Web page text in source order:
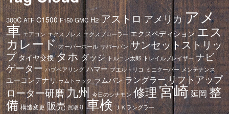
300C ATF C1500 F150 GMC H2 アストロアメリカアメ
車 エアコン エクスプレス エクスプローラー エクスペディション エス
カレード オーバーホール サバーバン サンセットストリッ
プタイヤ交換タホ ダッジ トルコン太郎 トレイルブレイザー ナビ
ゲーター ハブベアリング ハマー プエルトリコ ミニクーパー メンテナンス
ユーコンデナリ ラムトラック ラムバン ラングラーリフトアップ
ローター研磨九州 今日のシナモン 修理宮崎延岡整
備 構造変更 販売 買取り 車検 ＪＫラングラー